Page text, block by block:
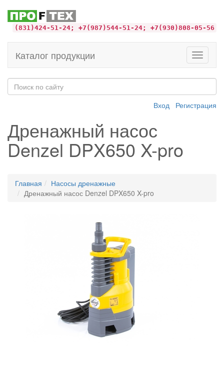
(831)424-51-24; +7(987)544-51-24; +7(930)808-05-56
Toggle
Каталог продукции
Вход Регистрация
Дренажный насос
Denzel DPX650 X-pro
Главная
Насосы дренажные
Дренажный насос Denzel DPX650 X-pro